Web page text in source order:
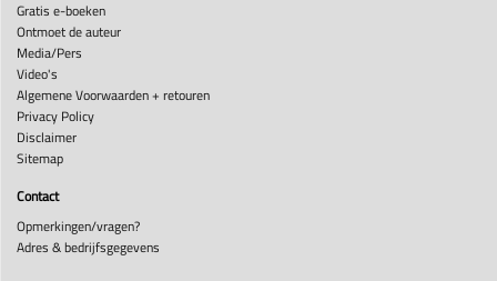
Gratis e-boeken
Ontmoet de auteur
Media/Pers
Video's
Algemene Voorwaarden + retouren
Privacy Policy
Disclaimer
Sitemap
Contact
Opmerkingen/vragen?
Adres & bedrijfsgegevens